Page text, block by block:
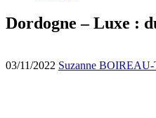
Dordogne – Luxe :
03/11/2022 Suzanne